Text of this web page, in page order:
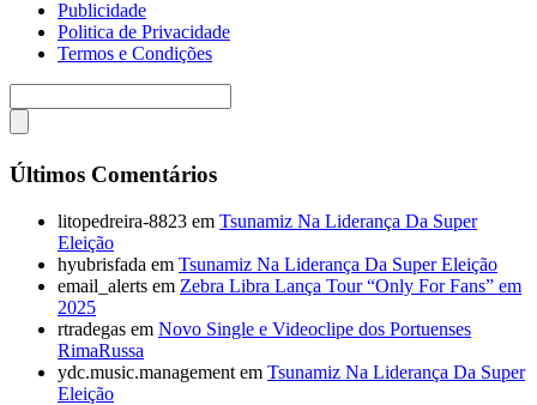
Publicidade
Politica de Privacidade
Termos e Condições
Últimos Comentários
litopedreira-8823 em Tsunamiz Na Liderança Da Super
Eleição
hyubrisfada em Tsunamiz Na Liderança Da Super Eleição
email_alerts em Zebra Libra Lança Tour “Only For Fans” em
2025
rtradegas em Novo Single e Videoclipe dos Portuenses
RimaRussa
ydc.music.management em Tsunamiz Na Liderança Da Super
Eleição